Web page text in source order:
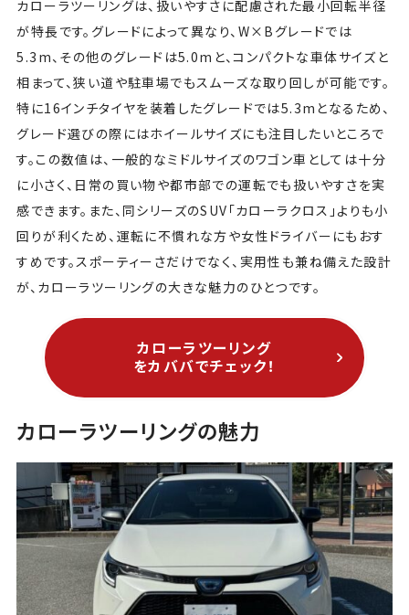
カローラツーリングは、扱いやすさに配慮された最小回転半径
が特長です。グレードによって異なり、W×Bグレードでは
5.3m、その他のグレードは5.0mと、コンパクトな車体サイズと
相まって、狭い道や駐車場でもスムーズな取り回しが可能です。
特に16インチタイヤを装着したグレードでは5.3mとなるため、
グレード選びの際にはホイールサイズにも注目したいところで
す。この数値は、一般的なミドルサイズのワゴン車としては十分
に小さく、日常の買い物や都市部での運転でも扱いやすさを実
感できます。また、同シリーズのSUV「カローラクロス」よりも小
回りが利くため、運転に不慣れな方や女性ドライバーにもおす
すめです。スポーティーさだけでなく、実用性も兼ね備えた設計
が、カローラツーリングの大きな魅力のひとつです。
カローラツーリング
をカババでチェック！
カローラツーリングの魅力